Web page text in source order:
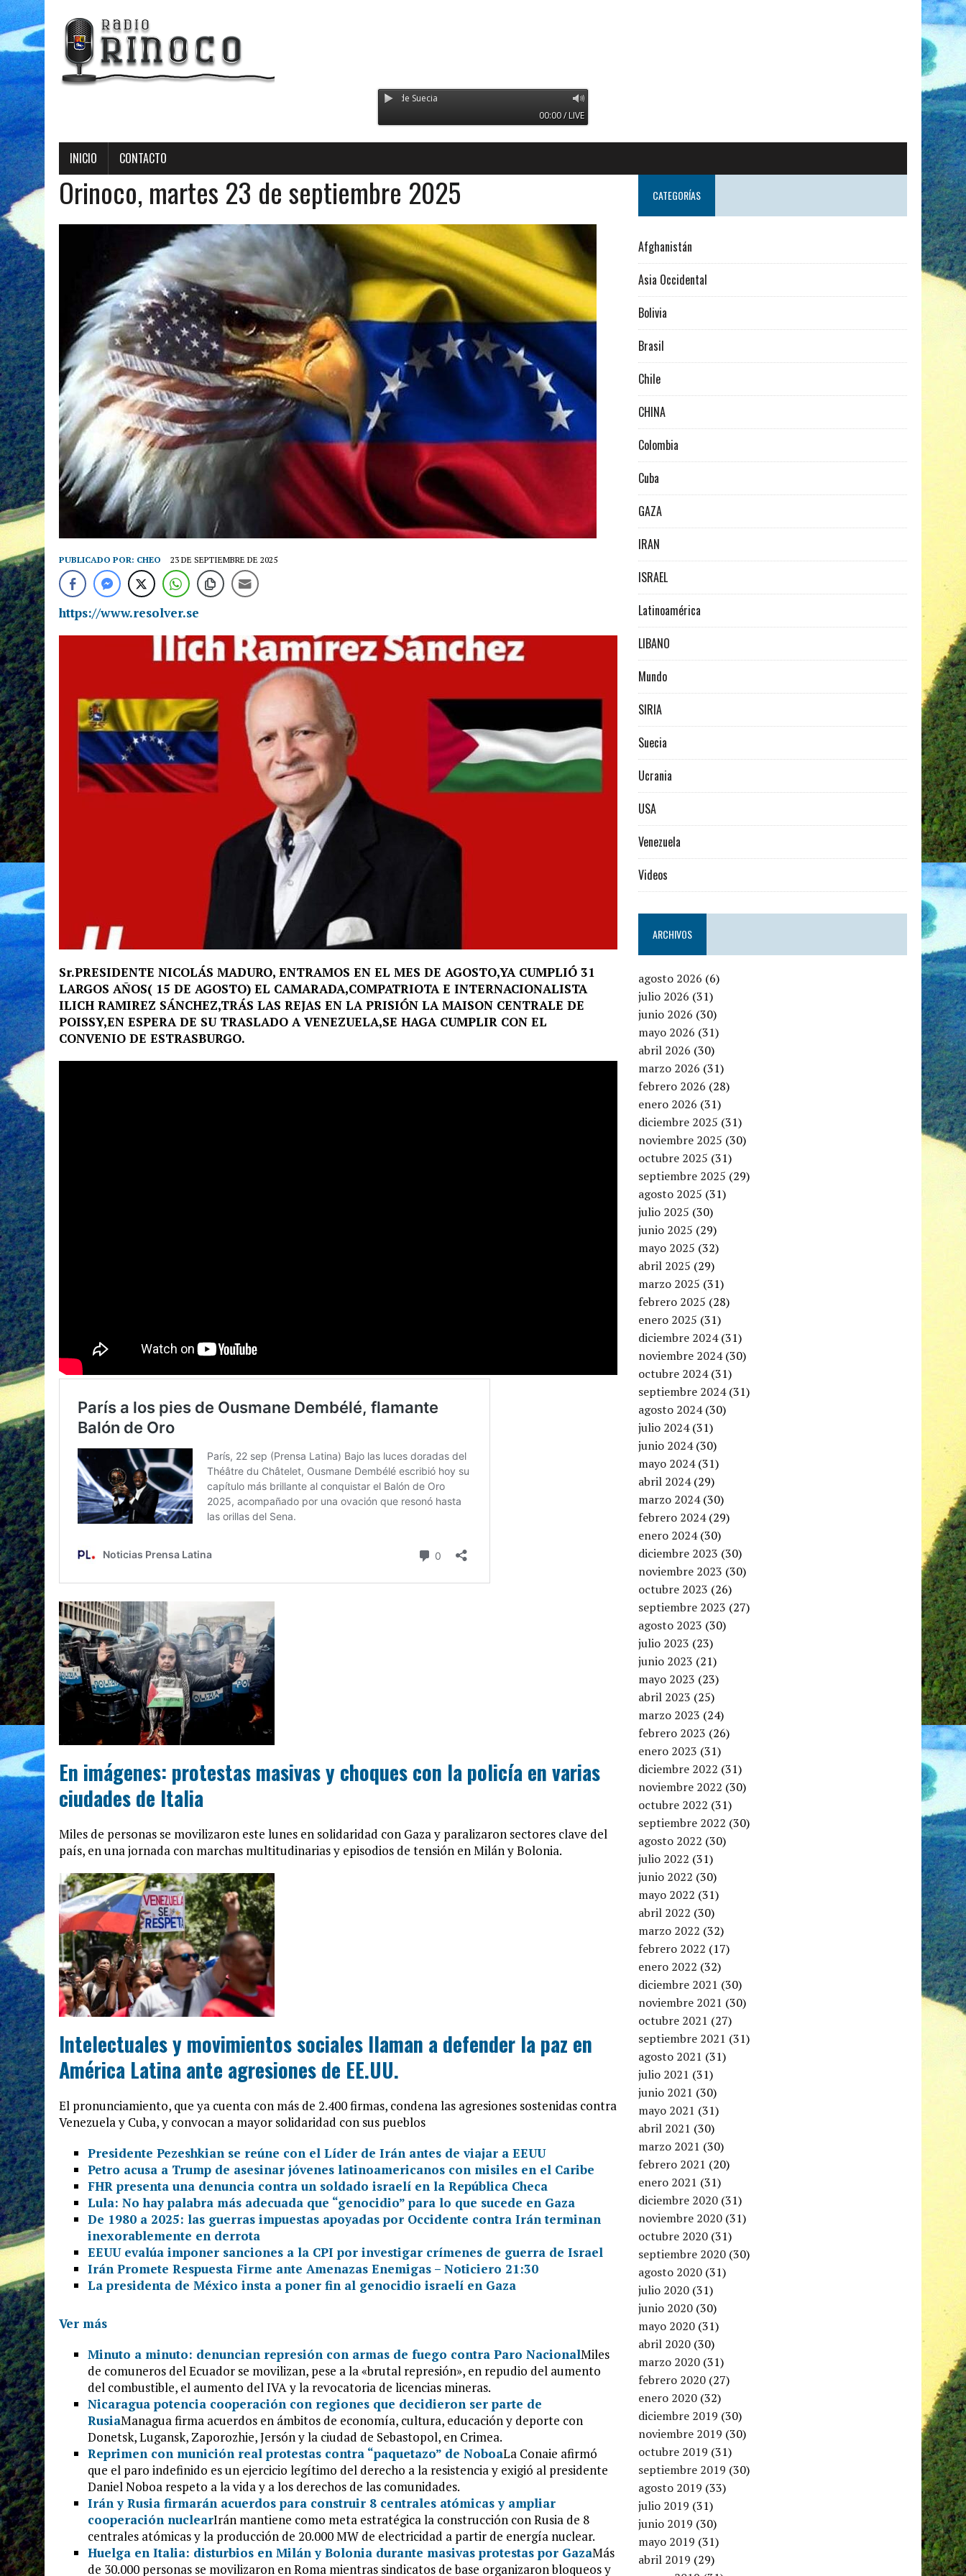
Radio Orinoco - Transmitiendo desde Suecia
00:00 / LIVE
INICIO CONTACTO
Orinoco, martes 23 de septiembre 2025
PUBLICADO POR: CHEO 23 DE SEPTIEMBRE DE 2025
https://www.resolver.se
Sr.PRESIDENTE NICOLÁS MADURO, ENTRAMOS EN EL MES DE AGOSTO,YA CUMPLIÓ 31
LARGOS AÑOS( 15 DE AGOSTO) EL CAMARADA,COMPATRIOTA E INTERNACIONALISTA
ILICH RAMIREZ SÁNCHEZ,TRÁS LAS REJAS EN LA PRISIÓN LA MAISON CENTRALE DE
POISSY,EN ESPERA DE SU TRASLADO A VENEZUELA,SE HAGA CUMPLIR CON EL
CONVENIO DE ESTRASBURGO.
En imágenes: protestas masivas y choques con la policía en varias
ciudades de Italia
Miles de personas se movilizaron este lunes en solidaridad con Gaza y paralizaron sectores clave del
país, en una jornada con marchas multitudinarias y episodios de tensión en Milán y Bolonia.
Intelectuales y movimientos sociales llaman a defender la paz en
América Latina ante agresiones de EE.UU.
El pronunciamiento, que ya cuenta con más de 2.400 firmas, condena las agresiones sostenidas contra
Venezuela y Cuba, y convocan a mayor solidaridad con sus pueblos
Presidente Pezeshkian se reúne con el Líder de Irán antes de viajar a EEUU
Petro acusa a Trump de asesinar jóvenes latinoamericanos con misiles en el Caribe
FHR presenta una denuncia contra un soldado israelí en la República Checa
Lula: No hay palabra más adecuada que “genocidio” para lo que sucede en Gaza
De 1980 a 2025: las guerras impuestas apoyadas por Occidente contra Irán terminan
inexorablemente en derrota
EEUU evalúa imponer sanciones a la CPI por investigar crímenes de guerra de Israel
Irán Promete Respuesta Firme ante Amenazas Enemigas – Noticiero 21:30
La presidenta de México insta a poner fin al genocidio israelí en Gaza
Ver más
Minuto a minuto: denuncian represión con armas de fuego contra Paro NacionalMiles
de comuneros del Ecuador se movilizan, pese a la «brutal represión», en repudio del aumento
del combustible, el aumento del IVA y la revocatoria de licencias mineras.
Nicaragua potencia cooperación con regiones que decidieron ser parte de
RusiaManagua firma acuerdos en ámbitos de economía, cultura, educación y deporte con
Donetsk, Lugansk, Zaporozhie, Jersón y la ciudad de Sebastopol, en Crimea.
Reprimen con munición real protestas contra “paquetazo” de NoboaLa Conaie afirmó
que el paro indefinido es un ejercicio legítimo del derecho a la resistencia y exigió al presidente
Daniel Noboa respeto a la vida y a los derechos de las comunidades.
Irán y Rusia firmarán acuerdos para construir 8 centrales atómicas y ampliar
cooperación nuclearIrán mantiene como meta estratégica la construcción con Rusia de 8
centrales atómicas y la producción de 20.000 MW de electricidad a partir de energía nuclear.
Huelga en Italia: disturbios en Milán y Bolonia durante masivas protestas por GazaMás
de 30.000 personas se movilizaron en Roma mientras sindicatos de base organizaron bloqueos y
CATEGORÍAS
Afghanistán
Asia Occidental
Bolivia
Brasil
Chile
CHINA
Colombia
Cuba
GAZA
IRAN
ISRAEL
Latinoamérica
LIBANO
Mundo
SIRIA
Suecia
Ucrania
USA
Venezuela
Videos
ARCHIVOS
agosto 2026 (6)
julio 2026 (31)
junio 2026 (30)
mayo 2026 (31)
abril 2026 (30)
marzo 2026 (31)
febrero 2026 (28)
enero 2026 (31)
diciembre 2025 (31)
noviembre 2025 (30)
octubre 2025 (31)
septiembre 2025 (29)
agosto 2025 (31)
julio 2025 (30)
junio 2025 (29)
mayo 2025 (32)
abril 2025 (29)
marzo 2025 (31)
febrero 2025 (28)
enero 2025 (31)
diciembre 2024(31)
noviembre 2024(30)
octubre 2024(31)
septiembre 2024(31)
agosto 2024(30)
julio 2024(31)
junio 2024(30)
mayo 2024(31)
abril 2024(29)
marzo 2024(30)
febrero 2024(29)
enero 2024(30)
diciembre 2023 (30)
noviembre 2023 (30)
octubre 2023 (26)
septiembre 2023 (27)
agosto 2023 (30)
julio 2023 (23)
junio 2023 (21)
mayo 2023 (23)
abril 2023 (25)
marzo 2023 (24)
febrero 2023 (26)
enero 2023 (31)
diciembre 2022 (31)
noviembre 2022 (30)
octubre 2022 (31)
septiembre 2022 (30)
agosto 2022 (30)
julio 2022 (31)
junio 2022 (30)
mayo 2022 (31)
abril 2022 (30)
marzo 2022 (32)
febrero 2022 (17)
enero 2022 (32)
diciembre 2021 (30)
noviembre 2021 (30)
octubre 2021 (27)
septiembre 2021 (31)
agosto 2021 (31)
julio 2021 (31)
junio 2021 (30)
mayo 2021 (31)
abril 2021 (30)
marzo 2021 (30)
febrero 2021 (20)
enero 2021 (31)
diciembre 2020 (31)
noviembre 2020 (31)
octubre 2020 (31)
septiembre 2020 (30)
agosto 2020 (31)
julio 2020 (31)
junio 2020 (30)
mayo 2020 (31)
abril 2020 (30)
marzo 2020 (31)
febrero 2020 (27)
enero 2020 (32)
diciembre 2019 (30)
noviembre 2019 (30)
octubre 2019 (31)
septiembre 2019 (30)
agosto 2019 (33)
julio 2019 (31)
junio 2019 (30)
mayo 2019 (31)
abril 2019 (29)